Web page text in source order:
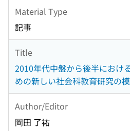
Material Type
記事
Title
2010年代中盤から後半におけ
めの新しい社会科教育研究の
Author/Editor
岡田 了祐